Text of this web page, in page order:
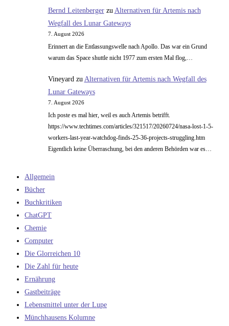
Bernd Leitenbergerzu Alternativen für Artemis nach
Wegfall des Lunar Gateways
7. August 2026
Erinnert an die Entlassungswelle nach Apollo. Das war ein Grund
warum das Space shuttle nicht 1977 zum ersten Mal flog,…
Vineyard zu Alternativen für Artemis nach Wegfall des
Lunar Gateways
7. August 2026
Ich poste es mal hier, weil es auch Artemis betrifft.
https://www.techtimes.com/articles/321517/20260724/nasa-lost-1-5-
workers-last-year-watchdog-finds-25-36-projects-struggling.htm
Eigentlich keine Überraschung, bei den anderen Behörden war es…
Allgemein
Bücher
Buchkritiken
ChatGPT
Chemie
Computer
Die Glorreichen 10
Die Zahl für heute
Ernährung
Gastbeiträge
Lebensmittel unter der Lupe
Münchhausens Kolumne